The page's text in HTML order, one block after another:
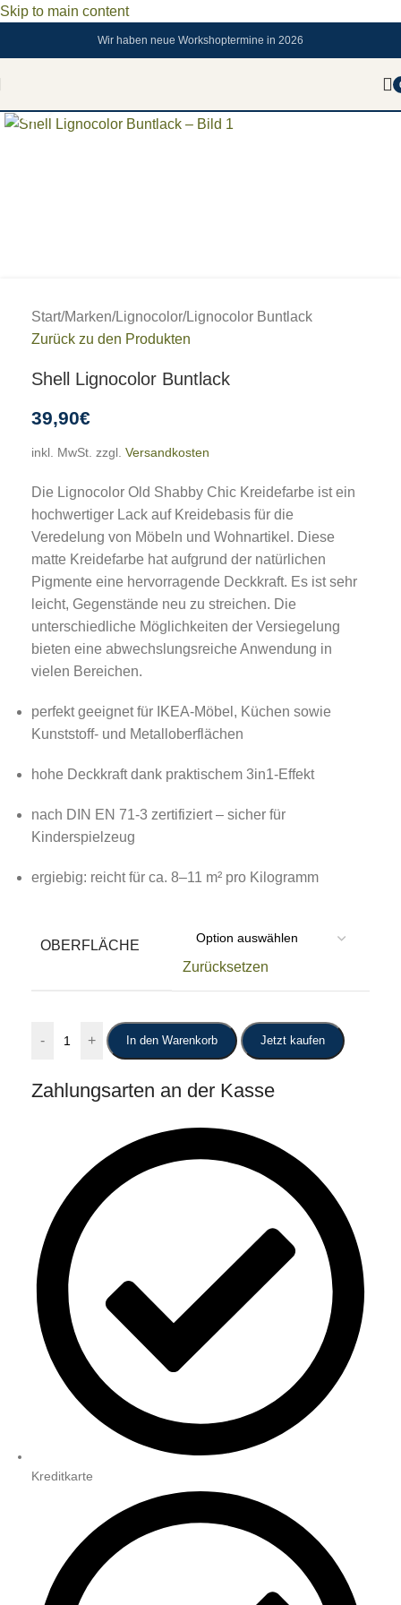
Skip to main content
Wir haben neue Workshoptermine in 2026
Start/Marken/Lignocolor/Lignocolor Buntlack
Zurück zu den Produkten
Shell Lignocolor Buntlack
39,90€
inkl. MwSt. zzgl. Versandkosten
Die Lignocolor Old Shabby Chic Kreidefarbe ist ein
hochwertiger Lack auf Kreidebasis für die
Veredelung von Möbeln und Wohnartikel. Diese
matte Kreidefarbe hat aufgrund der natürlichen
Pigmente eine hervorragende Deckkraft. Es ist sehr
leicht, Gegenstände neu zu streichen. Die
unterschiedliche Möglichkeiten der Versiegelung
bieten eine abwechslungsreiche Anwendung in
vielen Bereichen.
perfekt geeignet für IKEA-Möbel, Küchen sowie
Kunststoff- und Metalloberflächen
hohe Deckkraft dank praktischem 3in1-Effekt
nach DIN EN 71-3 zertifiziert – sicher für
Kinderspielzeug
ergiebig: reicht für ca. 8–11 m² pro Kilogramm
OBERFLÄCHE
Zurücksetzen
- + In den Warenkorb Jetzt kaufen
Zahlungsarten an der Kasse
Kreditkarte